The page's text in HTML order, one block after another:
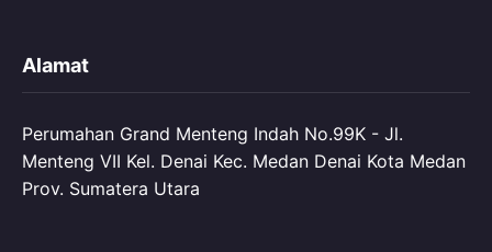
Alamat
Perumahan Grand Menteng Indah No.99K - Jl.
Menteng VII Kel. Denai Kec. Medan Denai Kota Medan
Prov. Sumatera Utara